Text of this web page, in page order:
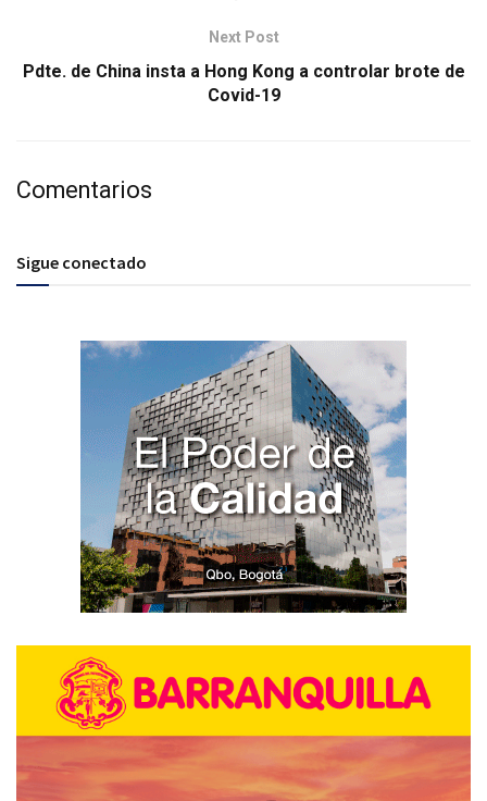
Next Post
Pdte. de China insta a Hong Kong a controlar brote de
Covid-19
Comentarios
Sigue conectado